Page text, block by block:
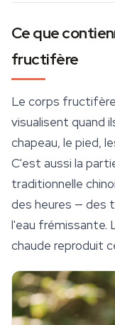
Ce que
fructifère
Le corps
visualisent quand
chapeau, le pied,
C'est aussi la
traditionnelle
des heures — des
l'eau frémissante.
chaude reproduit